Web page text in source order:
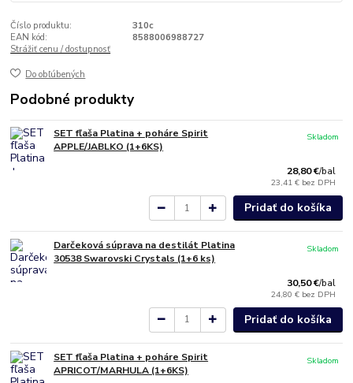
Číslo produktu:
310c
EAN kód:
8588006988727
Strážiť cenu / dostupnosť
Do obľúbených
Podobné produkty
SET fľaša Platina + poháre Spirit
APPLE/JABLKO (1+6KS)
28,80 €/bal
23,41 € bez DPH
Skladom
Pridať do košíka
Darčeková súprava na destilát Platina
30538 Swarovski Crystals (1+6 ks)
30,50 €/bal
24,80 € bez DPH
Skladom
Pridať do košíka
SET fľaša Platina + poháre Spirit
APRICOT/MARHULA (1+6KS)
Skladom